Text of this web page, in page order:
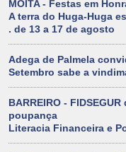
MOITA - Festas em
A terra do Huga-Huga
. de 13 a 17 de agosto
Adega de Palmela
Setembro sabe a
BARREIRO -
poupança
Literacia Financeira e